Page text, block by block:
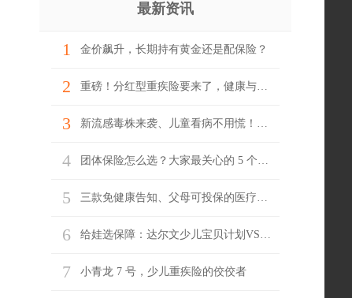
最新资讯
1 金价飙升，长期持有黄金还是配保险？
2 重磅！分红型重疾险要来了，健康与财富一举两得？
3 新流感毒株来袭、儿童看病不用慌！门急诊就医它来兜底
4 团体保险怎么选？大家最关心的 5 个问题，一次说清！
5 三款免健康告知、父母可投保的医疗险，哪款更适合？
6 给娃选保障：达尔文少儿宝贝计划VS君龙小青龙7号，谁更值得选？
7 小青龙 7 号，少儿重疾险的佼佼者